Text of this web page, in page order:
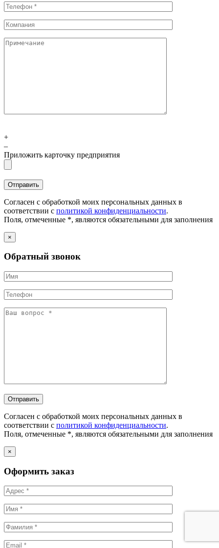
+
–
Приложить карточку предприятия
Согласен с обработкой моих персональных данных в
соответствии с политикой конфиденциальности.
Поля, отмеченные *, являются обязательными для заполнения
×
Обратный звонок
Согласен с обработкой моих персональных данных в
соответствии с политикой конфиденциальности.
Поля, отмеченные *, являются обязательными для заполнения
×
Оформить заказ